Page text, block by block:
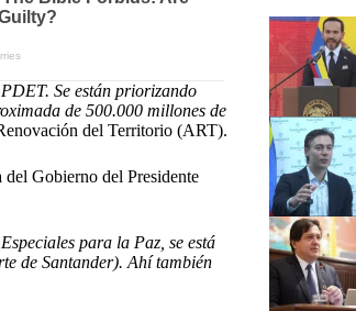
Se están priorizando
de 500.000 millones de
del Territorio (ART).
Gobierno del Presidente
para la Paz, se está
de Santander). Ahí también